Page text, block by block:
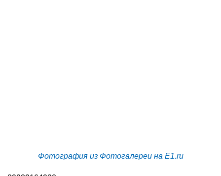
Фотография из Фотогалереи на E1.ru